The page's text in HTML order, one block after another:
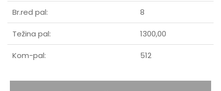
Br.red pal: 8
Težina pal: 1300,00
Kom-pal: 512